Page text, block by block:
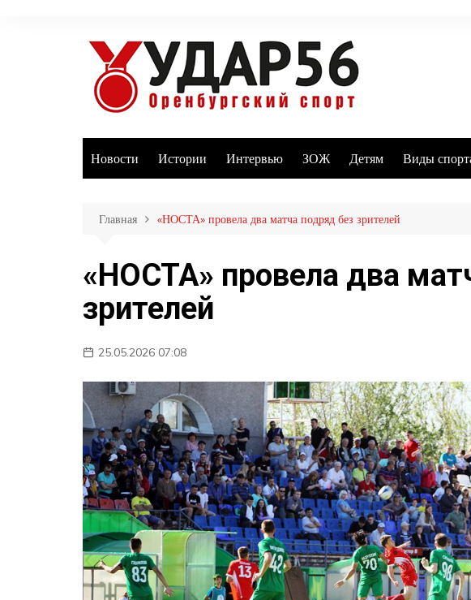
Новости Истории Интервью ЗОЖ Детям Виды
Баскетбол
Бег
Дзюдо
Волейбол
Тяжелая
Водные
Хоккей с
Автоспорт
Остальное
Главная «НОСТА» провела два матча подряд без зрителей
«НОСТА» провела два
зрителей
25.05.2026 07:08